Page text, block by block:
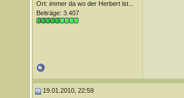
Ort: immer da wo der Herbert ist...
Beiträge: 3.407
19.01.2010, 22:59